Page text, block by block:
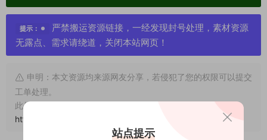
提示：
严禁搬运资源链接，一经发现封号处理，素材资源
无露点、需求请绕道，关闭本站网页！
申明：本文资源均来源网友分享，若侵犯了您的权限可以提交
工单处理。
此外本文章皆属于原创文章，转载请注明出处！原文链接：
https://www.abcjyw.com/18146.html
站点提示